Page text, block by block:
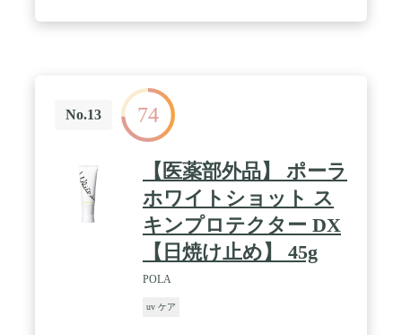
No.13 74
【医薬部外品】 ポーラ
ホワイトショット ス
キンプロテクター DX
【日焼け止め】 45g
POLA
uv ケア